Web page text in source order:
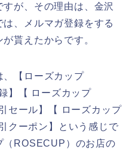
が、その理由は、金沢
、メルマガ登録をする
貰えたからです。
、【ローズカップ
】【 ローズカップ
セール】【 ローズカップ
クーポン】という感じで
（ROSECUP）のお店の